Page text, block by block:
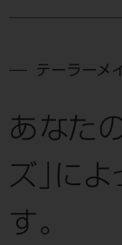
テーラーメ
あなた
ズ」に
す。